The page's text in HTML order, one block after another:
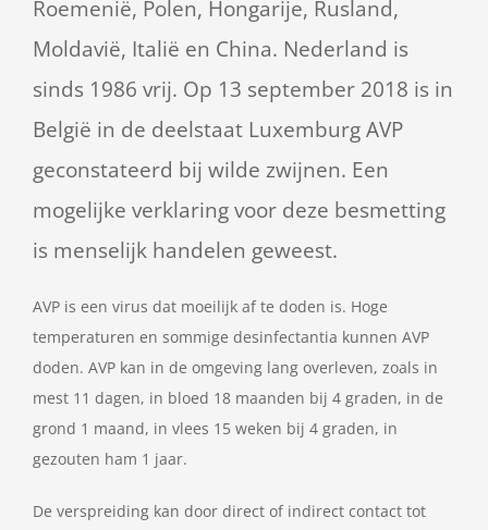
Roemenië, Polen, Hongarije, Rusland,
Moldavië, Italië en China. Nederland is
sinds 1986 vrij. Op 13 september 2018 is in
België in de deelstaat Luxemburg AVP
geconstateerd bij wilde zwijnen. Een
mogelijke verklaring voor deze besmetting
is menselijk handelen geweest.
AVP is een virus dat moeilijk af te doden is. Hoge
temperaturen en sommige desinfectantia kunnen AVP
doden. AVP kan in de omgeving lang overleven, zoals in
mest 11 dagen, in bloed 18 maanden bij 4 graden, in de
grond 1 maand, in vlees 15 weken bij 4 graden, in
gezouten ham 1 jaar.
De verspreiding kan door direct of indirect contact tot